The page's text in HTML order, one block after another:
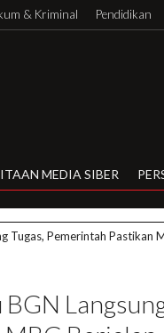
& Kriminal Pendidikan
MEDIA SIBER
Tugas, Pemerintah Pastikan